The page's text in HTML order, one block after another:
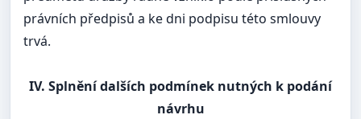
právních předpisů a ke dni podpisu této smlouvy
trvá.
IV. Splnění dalších podmínek nutných k podání
návrhu